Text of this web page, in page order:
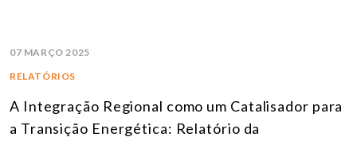
07 MARÇO 2025
RELATÓRIOS
A Integração Regional como um Catalisador para
a Transição Energética: Relatório da